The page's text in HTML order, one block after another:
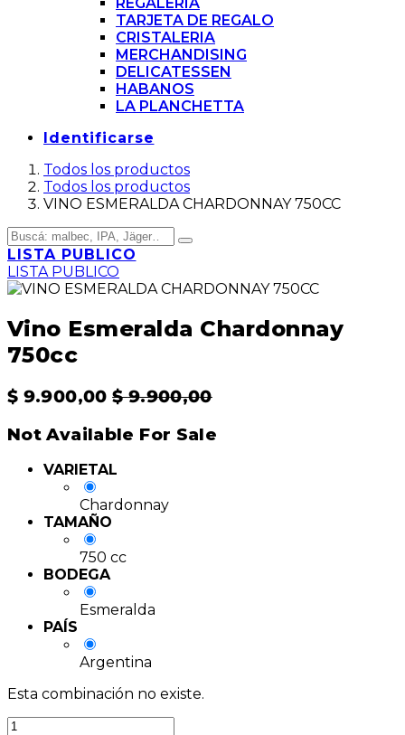
TARJETA DE REGALO
CRISTALERIA
MERCHANDISING
DELICATESSEN
HABANOS
LA PLANCHETTA
Identificarse
Todos los productos
Todos los productos
VINO ESMERALDA CHARDONNAY 750CC
LISTA PUBLICO
LISTA PUBLICO
Vino Esmeralda Chardonnay
750cc
$ 9.900,00 $9.900,00
Not Available For Sale
VARIETAL
Chardonnay
TAMAÑO
750 cc
BODEGA
Esmeralda
PAÍS
Argentina
Esta combinación no existe.